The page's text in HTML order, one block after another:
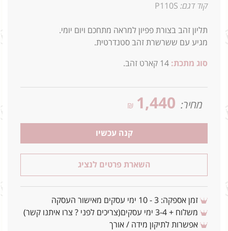
קוד דגם: P110S
תליון זהב בצורת פפיון למראה מתחכם ויום יומי.
מגיע עם ששרשרת זהב סטנדרטית.
סוג מתכת: 14 קארט זהב.
מחיר: 1,440
₪
קנה עכשיו
השארת פרטים לנציג
זמן אספקה: 3 - 10 ימי עסקים מאישור העסקה
משלוח + 3-4 ימי עסקים(צריכים לפני ? צרו איתנו קשר)
אפשרות לתיקון מידה / אורך